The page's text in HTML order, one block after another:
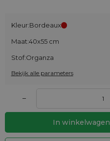
Kleur:Bordeaux
Maat:40x55 cm
Stof:Organza
Bekijk alle parameters
–
In winkelwagen